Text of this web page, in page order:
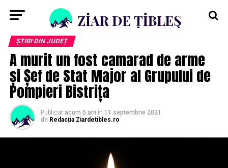
ȘTIRI DIN JUDEȚ
A murit un fost camarad de arme
și Șef de Stat Major al Grupului de
Pompieri Bistrița
Publicat acum 5 ani în 11 septembrie 2021
de Redacția Ziardetibles.ro